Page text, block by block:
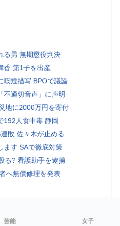
る男 無期懲役判決
香 第1子を出産
喫煙描写 BPOで議論
不適切音声」に声明
地に2000万円を寄付
192人食中毒 静岡
連敗 佐々木が止める
ます SAで徹底対策
る? 看護助手を逮捕
へ無償修理を発表
芸能 女子